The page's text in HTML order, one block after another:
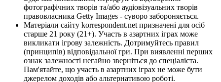
фотографічних творів та/або аудіовізуальних творів
правовласника Getty Images - суворо забороняється.
Матеріали сайту korrespondent.net призначені для осіб
старше 21 року (21+). Участь в азартних іграх може
викликати ігрову залежність. Дотримуйтесь правил
(принципів) відповідальної гри. При виявленні перших
ознак залежності негайно зверніться до спеціаліста.
Пам'ятайте, що участь в азартних іграх не може бути
джерелом доходів або альтернативою роботі.